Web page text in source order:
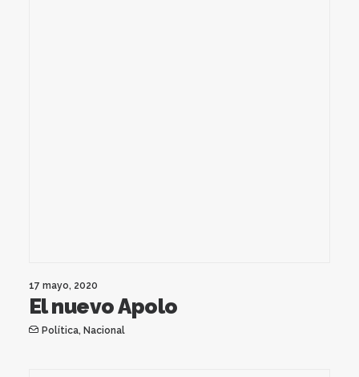
17 mayo, 2020
El nuevo Apolo
Política, Nacional